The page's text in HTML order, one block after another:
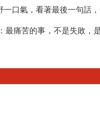
口氣，看著最後一句話
痛苦的事，不是失敗，